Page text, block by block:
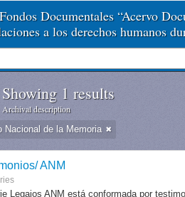
Documentales “Acervo
a los derechos humanos
Showing 1 results
Archival description
Nacional de la Memoria
ANM
Legajos ANM está conformada por